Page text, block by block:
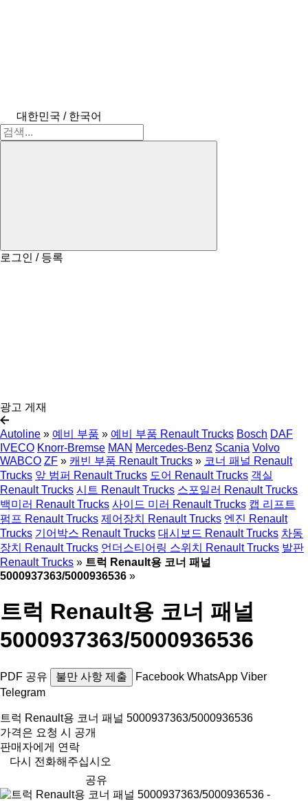
대한민국 / 한국어
로그인 / 등록
광고 게재
Autoline » 예비 부품 » 예비 부품 Renault Trucks Bosch DAF
IVECO Knorr-Bremse MAN Mercedes-Benz Scania Volvo
WABCO ZF » 캐빈 부품 Renault Trucks » 코너 패널 Renault
Trucks 앞 범퍼 Renault Trucks 도어 Renault Trucks 객실
Renault Trucks 시트 Renault Trucks 스포일러 Renault Trucks
백미러 Renault Trucks 사이드 미러 Renault Trucks 캡 리프트
펌프 Renault Trucks 제어장치 Renault Trucks 엔진 Renault
Trucks 기어박스 Renault Trucks 대시보드 Renault Trucks 차동
장치 Renault Trucks 언더스티어링 스위치 Renault Trucks 발판
Renault Trucks » 트럭 Renault용 코너 패널
5000937363/5000936536 »
트럭 Renault용 코너 패널
5000937363/5000936536
PDF 공유 불만 사항 제출 Facebook WhatsApp Viber
Telegram
트럭 Renault용 코너 패널 5000937363/5000936536
가격은 요청 시 공개
판매자에게 연락
다시 전화해주십시오
공유